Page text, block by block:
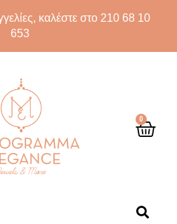
καλέστε στο 210 68 10
653
0